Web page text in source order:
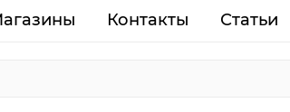
Контакты Статьи